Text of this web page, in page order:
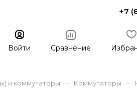
+7
Войти Сравнение
и коммутаторы – Коммутаторы –